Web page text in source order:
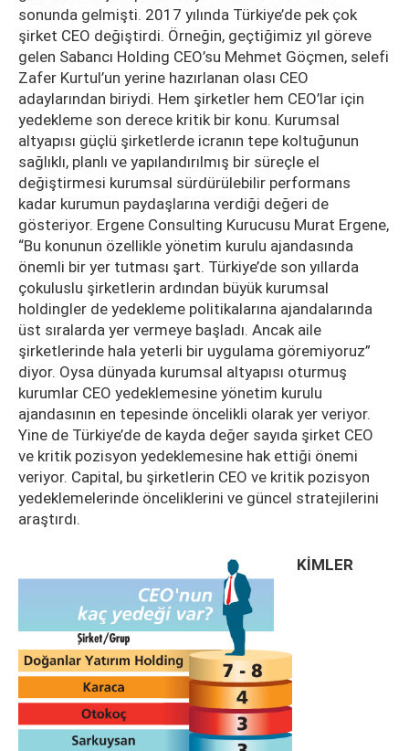
sonunda gelmişti. 2017 yılında Türkiye’de pek çok
şirket CEO değiştirdi. Örneğin, geçtiğimiz yıl göreve
gelen Sabancı Holding CEO’su Mehmet Göçmen, selefi
Zafer Kurtul’un yerine hazırlanan olası CEO
adaylarından biriydi. Hem şirketler hem CEO’lar için
yedekleme son derece kritik bir konu. Kurumsal
altyapısı güçlü şirketlerde icranın tepe koltuğunun
sağlıklı, planlı ve yapılandırılmış bir süreçle el
değiştirmesi kurumsal sürdürülebilir performans
kadar kurumun paydaşlarına verdiği değeri de
gösteriyor. Ergene Consulting Kurucusu Murat Ergene,
“Bu konunun özellikle yönetim kurulu ajandasında
önemli bir yer tutması şart. Türkiye’de son yıllarda
çokuluslu şirketlerin ardından büyük kurumsal
holdingler de yedekleme politikalarına ajandalarında
üst sıralarda yer vermeye başladı. Ancak aile
şirketlerinde hala yeterli bir uygulama göremiyoruz”
diyor. Oysa dünyada kurumsal altyapısı oturmuş
kurumlar CEO yedeklemesine yönetim kurulu
ajandasının en tepesinde öncelikli olarak yer veriyor.
Yine de Türkiye’de de kayda değer sayıda şirket CEO
ve kritik pozisyon yedeklemesine hak ettiği önemi
veriyor. Capital, bu şirketlerin CEO ve kritik pozisyon
yedeklemelerinde önceliklerini ve güncel stratejilerini
araştırdı.
KİMLER